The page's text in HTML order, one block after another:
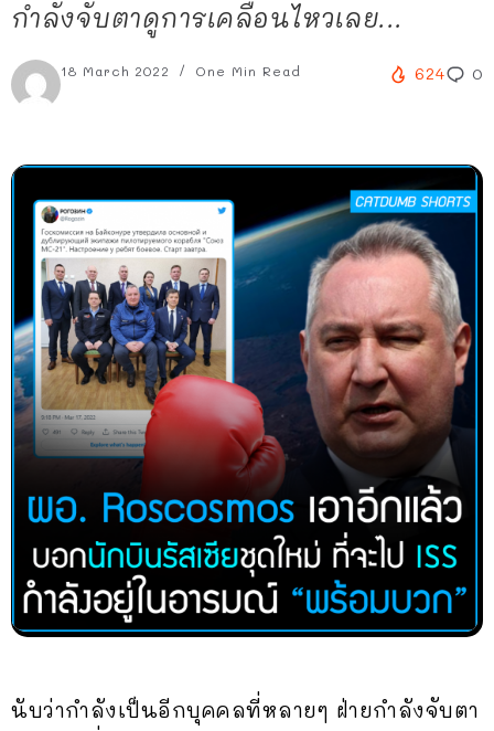
กำลังจับตาดูการเคลื่อนไหวเลย...
18 March 2022 One Min Read 624 0
นับว่ากำลังเป็นอีกบุคคลที่หลายๆ ฝ่ายกำลังจับตา